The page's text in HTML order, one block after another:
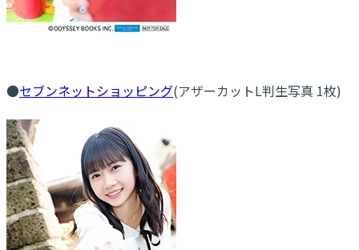
●セブンネットショッピング(アザーカットL判生写真 1枚)